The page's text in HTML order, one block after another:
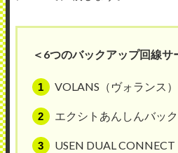
＜6つのバックアップ回線サ
VOLANS（ヴォランス）
エクシトあんしんバッ
USEN DUAL CONNECT